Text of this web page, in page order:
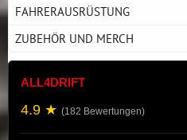
FAHRERAUSRÜSTUNG
ZUBEHÖR UND MERCH
ALL4DRIFT
4.9 ★ (182 Bewertungen)